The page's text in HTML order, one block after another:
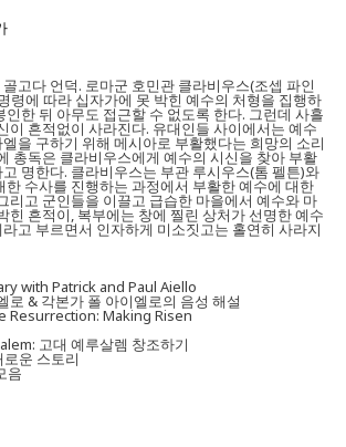
고다 언덕. 로마군 호민관 클라비우스(조셉 파인
령에 따라 십자가에 못 박힌 예수의 처형을 집행하
인한 뒤 아무도 접근할 수 없도록 한다. 그런데 사흘
이 흔적없이 사라진다. 유대인들 사이에서는 예수
을 구하기 위해 메시아로 부활했다는 희망의 소리
총독은 클라비우스에게 예수의 시신을 찾아 부활
명한다. 클라비우스는 부관 루시우스(톰 펠튼)와
한 수사를 진행하는 과정에서 부활한 예수에 대한
리고 군인들을 이끌고 급습한 마을에서 예수와 마
힌 흔적이, 복부에는 창에 찔린 상처가 선명한 예수
고 부르면서 인자하게 미소짓고는 홀연히 사라지
with Patrick and Paul Aiello
로 & 각본가 폴 아이엘로의 음성 해설
Resurrection: Making Risen
고대 예루살렘 창조하기
운 스토리
음